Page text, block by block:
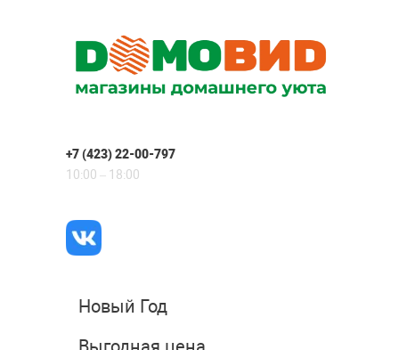
+7 (423) 22-00-797
10:00 – 18:00
Новый Год